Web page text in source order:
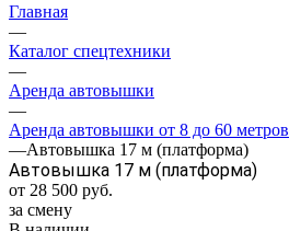
Главная
—
Каталог спецтехники
—
Аренда автовышки
—
Аренда автовышки от 8 до 60 метров
—Автовышка 17 м (платформа)
Автовышка 17 м (платформа)
от 28 500 руб.
за смену